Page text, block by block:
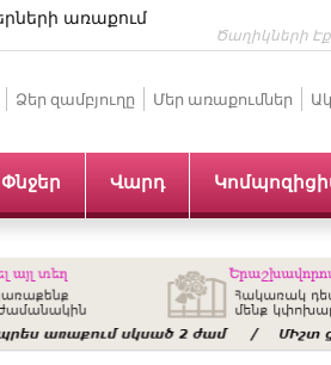
առաքում
Ծաղիկների
Ձեր զամբյուղը Մեր առաքումներ
Փնջեր Վարդ